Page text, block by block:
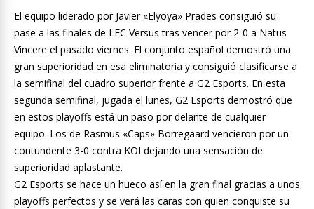
El equipo liderado por Javier «Elyoya» Prades consiguió su
pase a las finales de LEC Versus tras vencer por 2-0 a Natus
Vincere el pasado viernes. El conjunto español demostró una
gran superioridad en esa eliminatoria y consiguió clasificarse a
la semifinal del cuadro superior frente a G2 Esports. En esta
segunda semifinal, jugada el lunes, G2 Esports demostró que
en estos playoffs está un paso por delante de cualquier
equipo. Los de Rasmus «Caps» Borregaard vencieron por un
contundente 3-0 contra KOI dejando una sensación de
superioridad aplastante.
G2 Esports se hace un hueco así en la gran final gracias a unos
playoffs perfectos y se verá las caras con quien conquiste su